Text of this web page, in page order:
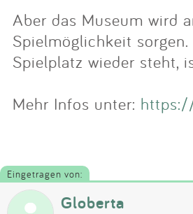
Aber das Museum wird
Spielmöglichkeit
Spielplatz wieder steht,
Mehr Infos unter:
Eingetragen von:
Globerta